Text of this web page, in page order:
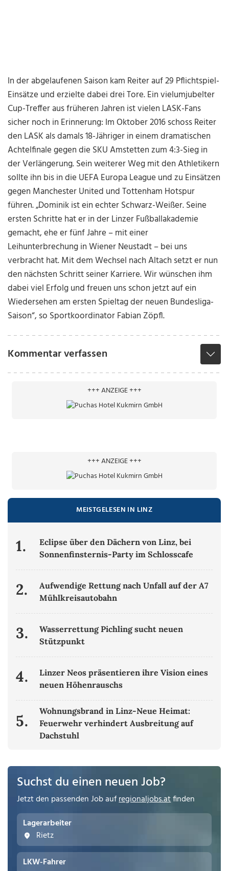
In der abgelaufenen Saison kam Reiter auf 29 Pflichtspiel-
Einsätze und erzielte dabei drei Tore. Ein vielumjubelter
Cup-Treffer aus früheren Jahren ist vielen LASK-Fans
sicher noch in Erinnerung: Im Oktober 2016 schoss Reiter
den LASK als damals 18-Jähriger in einem dramatischen
Achtelfinale gegen die SKU Amstetten zum 4:3-Sieg in
der Verlängerung. Sein weiterer Weg mit den Athletikern
sollte ihn bis in die UEFA Europa League und zu Einsätzen
gegen Manchester United und Tottenham Hotspur
führen. „Dominik ist ein echter Schwarz-Weißer. Seine
ersten Schritte hat er in der Linzer Fußballakademie
gemacht, ehe er fünf Jahre – mit einer
Leihunterbrechung in Wiener Neustadt – bei uns
verbracht hat. Mit dem Wechsel nach Altach setzt er nun
den nächsten Schritt seiner Karriere. Wir wünschen ihm
dabei viel Erfolg und freuen uns schon jetzt auf ein
Wiedersehen am ersten Spieltag der neuen Bundesliga-
Saison“, so Sportkoordinator Fabian Zöpfl.
Kommentar verfassen
+++ ANZEIGE +++
+++ ANZEIGE +++
MEISTGELESEN IN LINZ
1.
Eclipse über den Dächern von Linz, bei
Sonnenfinsternis-Party im Schlosscafe
2.
Aufwendige Rettung nach Unfall auf der A7
Mühlkreisautobahn
3.
Wasserrettung Pichling sucht neuen
Stützpunkt
4.
Linzer Neos präsentieren ihre Vision eines
neuen Höhenrauschs
5.
Wohnungsbrand in Linz-Neue Heimat:
Feuerwehr verhindert Ausbreitung auf
Dachstuhl
Suchst du einen neuen Job?
Jetzt den passenden Job aufregionaljobs.atfinden
Lagerarbeiter
Rietz
LKW-Fahrer